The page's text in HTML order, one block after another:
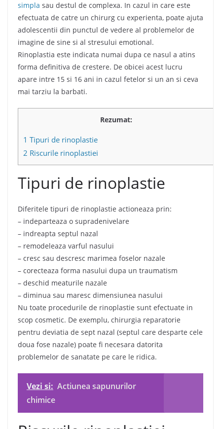
simpla sau destul de complexa. In cazul in care este
efectuata de catre un chirurg cu experienta, poate ajuta
adolescentii din punctul de vedere al problemelor de
imagine de sine si al stresului emotional.
Rinoplastia este indicata numai dupa ce nasul a atins
forma definitiva de crestere. De obicei acest lucru
apare intre 15 si 16 ani in cazul fetelor si un an si ceva
mai tarziu la barbati.
Rezumat:
1 Tipuri de rinoplastie
2 Riscurile rinoplastiei
Tipuri de rinoplastie
Diferitele tipuri de rinoplastie actioneaza prin:
– indeparteaza o supradenivelare
– indreapta septul nazal
– remodeleaza varful nasului
– cresc sau descresc marimea foselor nazale
– corecteaza forma nasului dupa un traumatism
– deschid meaturile nazale
– diminua sau maresc dimensiunea nasului
Nu toate procedurile de rinoplastie sunt efectuate in
scop cosmetic. De exemplu, chirurgia reparatorie
pentru deviatia de sept nazal (septul care desparte cele
doua fose nazale) poate fi necesara datorita
problemelor de sanatate pe care le ridica.
Vezi si: Actiunea sapunurilor
chimice